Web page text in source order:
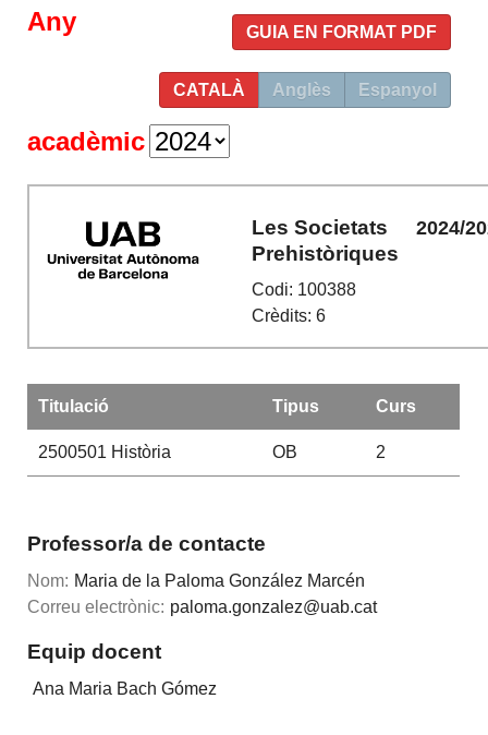
GUIA EN FORMAT PDF
CATALÀ Anglès Espanyol
Any
acadèmic
Les Societats
Prehistòriques
Codi: 100388
Crèdits: 6
2024/
Titulació Tipus Curs
2500501 Història OB 2
Professor/a de contacte
Nom: Maria de la Paloma González Marcén
Correu electrònic: paloma.gonzalez@uab.cat
Equip docent
Ana Maria Bach Gómez